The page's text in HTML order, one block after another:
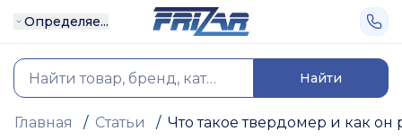
Определяе...
Найти
Главная / Статьи / Что такое твердомер и как он